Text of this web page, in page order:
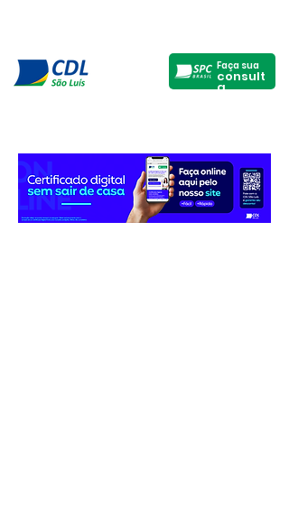
Faça sua
consult
a